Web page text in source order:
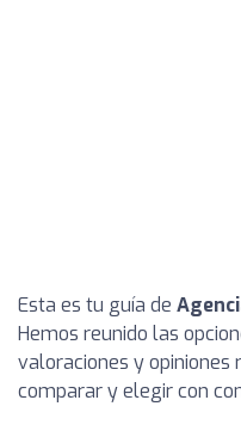
Esta es tu guía de
Hemos reunido las
valoraciones y opiniones
comparar y elegir con